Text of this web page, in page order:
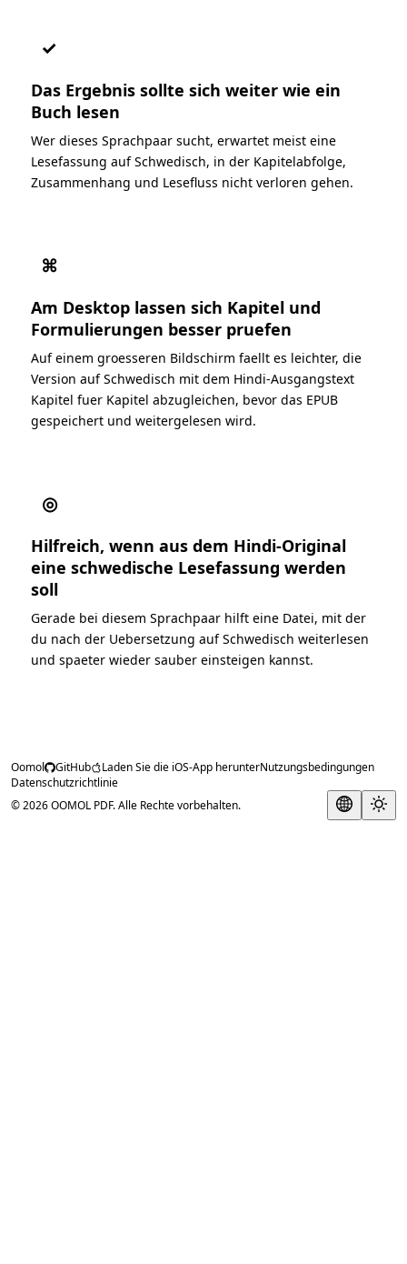
✓
Das Ergebnis sollte sich weiter wie ein
Buch lesen
Wer dieses Sprachpaar sucht, erwartet meist eine
Lesefassung auf Schwedisch, in der Kapitelabfolge,
Zusammenhang und Lesefluss nicht verloren gehen.
⌘
Am Desktop lassen sich Kapitel und
Formulierungen besser pruefen
Auf einem groesseren Bildschirm faellt es leichter, die
Version auf Schwedisch mit dem Hindi-Ausgangstext
Kapitel fuer Kapitel abzugleichen, bevor das EPUB
gespeichert und weitergelesen wird.
◎
Hilfreich, wenn aus dem Hindi-Original
eine schwedische Lesefassung werden
soll
Gerade bei diesem Sprachpaar hilft eine Datei, mit der
du nach der Uebersetzung auf Schwedisch weiterlesen
und spaeter wieder sauber einsteigen kannst.
Oomol GitHub Laden Sie die iOS-App herunterNutzungsbedingungen
Datenschutzrichtlinie
© 2026 OOMOL PDF. Alle Rechte vorbehalten.